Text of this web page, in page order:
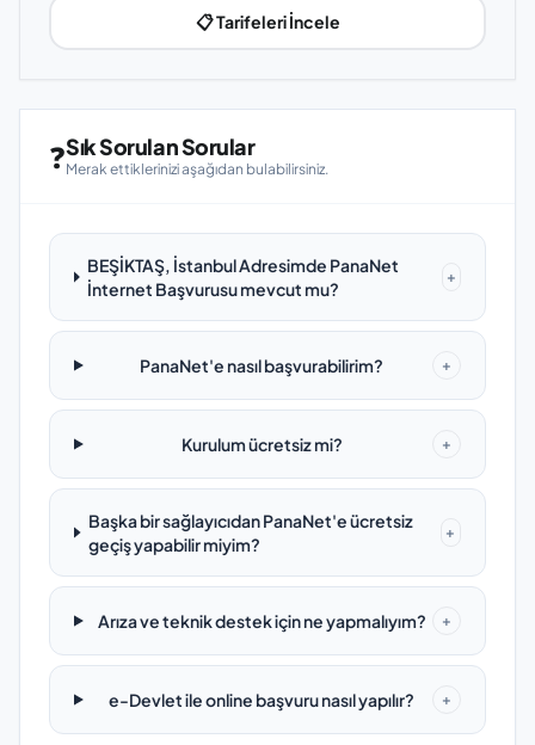
📋 Tarifeleri İncele
❓Sık Sorulan Sorular
Merak ettiklerinizi aşağıdan bulabilirsiniz.
BEŞİKTAŞ, İstanbul Adresimde PanaNet
İnternet Başvurusu mevcut mu?
+
PanaNet'e nasıl başvurabilirim? +
Kurulum ücretsiz mi? +
Başka bir sağlayıcıdan PanaNet'e ücretsiz
geçiş yapabilir miyim?
+
Arıza ve teknik destek için ne yapmalıyım? +
e-Devlet ile online başvuru nasıl yapılır? +